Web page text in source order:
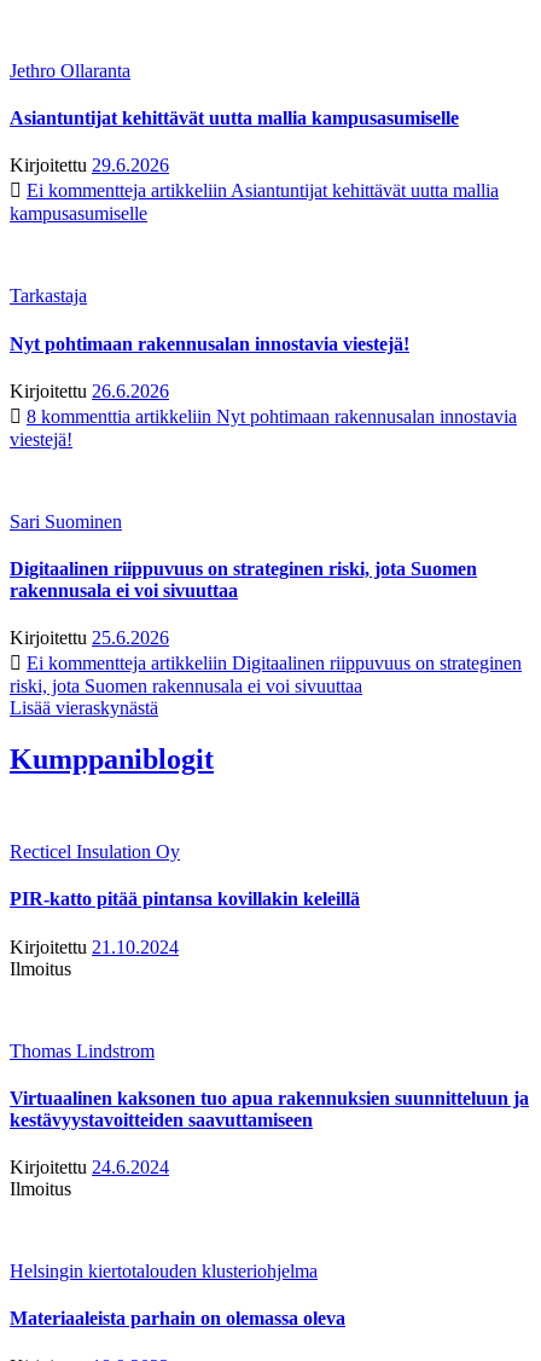
Jethro Ollaranta
Asiantuntijat kehittävät uutta mallia kampusasumiselle
Kirjoitettu 29.6.2026
Ei kommentteja artikkeliin Asiantuntijat kehittävät uutta mallia
kampusasumiselle
Tarkastaja
Nyt pohtimaan rakennusalan innostavia viestejä!
Kirjoitettu 26.6.2026
8 kommenttia artikkeliin Nyt pohtimaan rakennusalan innostavia
viestejä!
Sari Suominen
Digitaalinen riippuvuus on strateginen riski, jota Suomen
rakennusala ei voi sivuuttaa
Kirjoitettu 25.6.2026
Ei kommentteja artikkeliin Digitaalinen riippuvuus on strateginen
riski, jota Suomen rakennusala ei voi sivuuttaa
Lisää vieraskynästä
Kumppaniblogit
Recticel Insulation Oy
PIR-katto pitää pintansa kovillakin keleillä
Kirjoitettu 21.10.2024
Ilmoitus
Thomas Lindstrom
Virtuaalinen kaksonen tuo apua rakennuksien suunnitteluun ja
kestävyystavoitteiden saavuttamiseen
Kirjoitettu 24.6.2024
Ilmoitus
Helsingin kiertotalouden klusteriohjelma
Materiaaleista parhain on olemassa oleva